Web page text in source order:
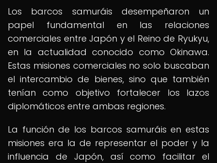
Los barcos samuráis desempeñaron un
papel fundamental en las relaciones
comerciales entre Japón y el Reino de Ryukyu,
en la actualidad conocido como Okinawa.
Estas misiones comerciales no solo buscaban
el intercambio de bienes, sino que también
tenían como objetivo fortalecer los lazos
diplomáticos entre ambas regiones.
La función de los barcos samuráis en estas
misiones era la de representar el poder y la
influencia de Japón, así como facilitar el